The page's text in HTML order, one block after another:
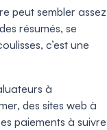
peut sembler assez
résumés, se
c’est une
à
des sites web à
paiements à suivre